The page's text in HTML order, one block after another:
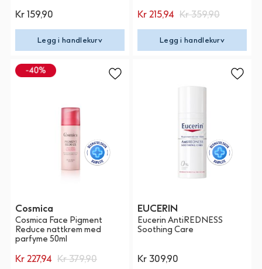
Kr 159,90
Legg i handlekurv
Kr 215,94 Kr 359,90
Legg i handlekurv
Cosmica
Cosmica Face Pigment
Reduce nattkrem med
parfyme 50ml
Kr 227,94 Kr 379,90
EUCERIN
Eucerin AntiREDNESS
Soothing Care
Kr 309,90